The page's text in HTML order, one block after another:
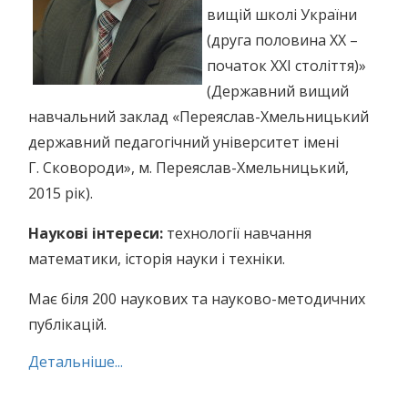
вищій школі України
(друга половина ХХ –
початок ХХІ століття)»
(Державний вищий
навчальний заклад «Переяслав-Хмельницький
державний педагогічний університет імені
Г. Сковороди», м. Переяслав-Хмельницький,
2015 рік).
Наукові інтереси: технології навчання
математики, історія науки і техніки.
Має біля 200 наукових та науково-методичних
публікацій.
Детальніше...